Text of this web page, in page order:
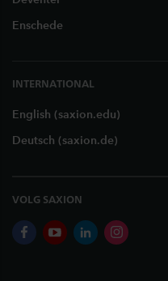
Enschede
INTERNATIONAL
English (saxion.edu)
Deutsch (saxion.de)
VOLG SAXION
facebookyoutubelinkedininstagram